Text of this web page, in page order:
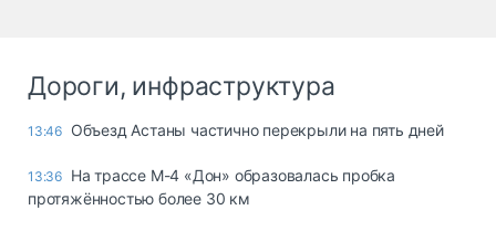
Дороги, инфраструктура
13:46 Объезд Астаны частично перекрыли на пять дней
13:36 На трассе М-4 «Дон» образовалась пробка
протяжённостью более 30 км